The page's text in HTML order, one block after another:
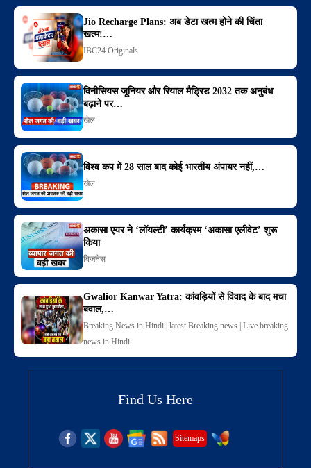
Jio Recharge Plans: अब डेटा खत्म होने की चिंता
खत्म!…
IBC24 Originals
विनीसियस जूनियर और रियाल मैड्रिड 2032 तक अनुबंध
बढ़ाने पर…
खेल
विश्व कप में 28 साल बाद कोई भारतीय अंपायर नहीं,…
खेल
अकासा एयर ने ‘लॉयल्टी’ कार्यक्रम ‘अकासा एलीवेट’ शुरू
किया
बिज़नेस
Gwalior Kanwar Yatra: कांवड़ियों से विवाद के बाद मचा
बवाल,…
Breaking News in Hindi | latest Breaking news | Live breaking
news in Hindi
Find Us Here
Sitemaps